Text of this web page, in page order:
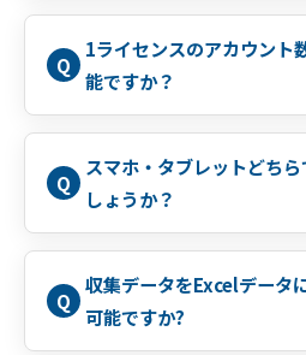
1ライセンスのアカウント
能ですか？
スマホ・タブレットどち
しょうか？
収集データをExcelデータ
可能ですか?